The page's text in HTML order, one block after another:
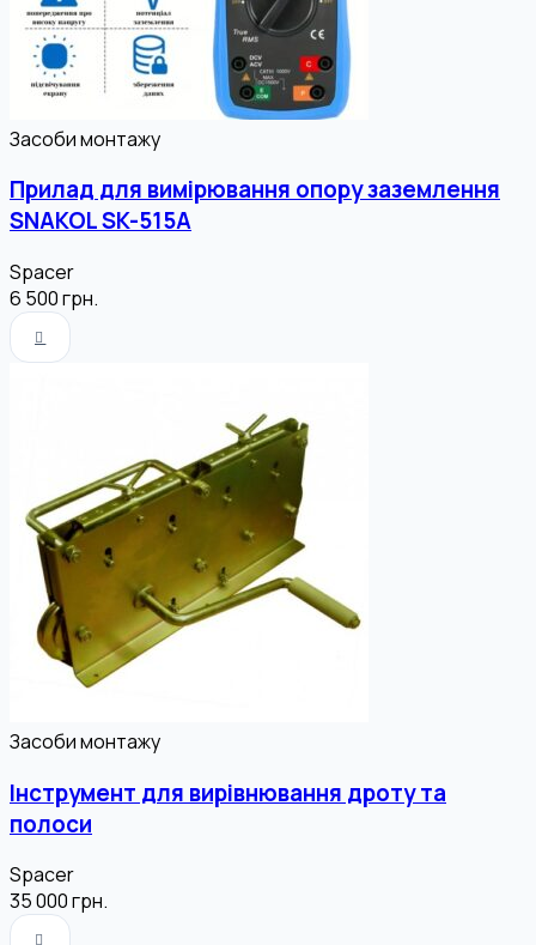
Засоби монтажу
Прилад для вимірювання опору заземлення
SNAKOL SK-515A
Spacer
6 500грн.
Засоби монтажу
Інструмент для вирівнювання дроту та
полоси
Spacer
35 000грн.